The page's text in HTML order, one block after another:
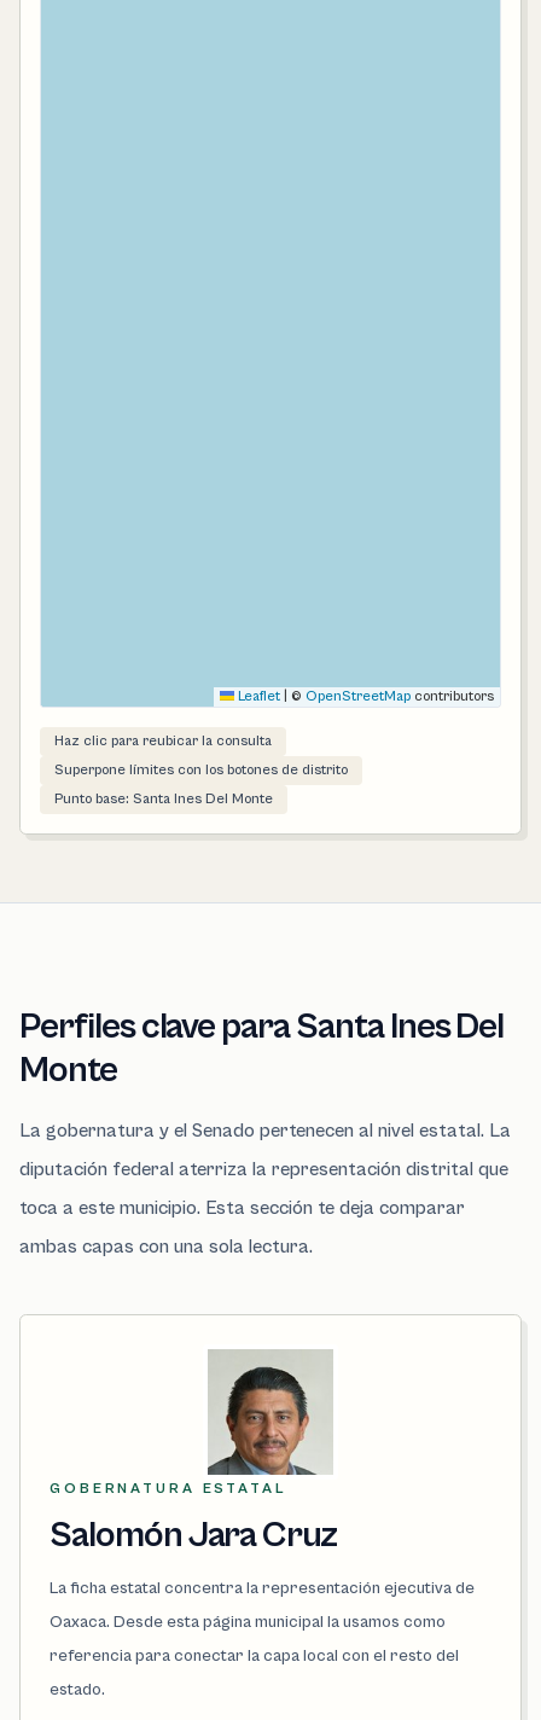
Leaflet © OpenStreetMap contributors
Haz clic para reubicar la consulta
Superpone límites con los botones de distrito
Punto base: Santa Ines Del Monte
Perfiles clave para Santa Ines Del
Monte
La gobernatura y el Senado pertenecen al nivel estatal. La
diputación federal aterriza la representación distrital que
toca a este municipio. Esta sección te deja comparar
ambas capas con una sola lectura.
GOBERNATURA ESTATAL
Salomón Jara Cruz
La ficha estatal concentra la representación ejecutiva de
Oaxaca. Desde esta página municipal la usamos como
referencia para conectar la capa local con el resto del
estado.